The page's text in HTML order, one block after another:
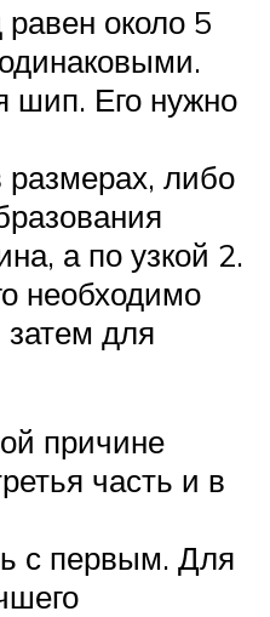
около 5
шип. Его нужно
размерах, либо
а по узкой 2.
необходимо
для
причине
часть и в
с первым. Для